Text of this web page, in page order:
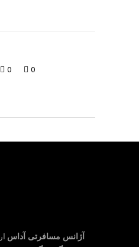
0 0
آژانس مسافرتی آداس